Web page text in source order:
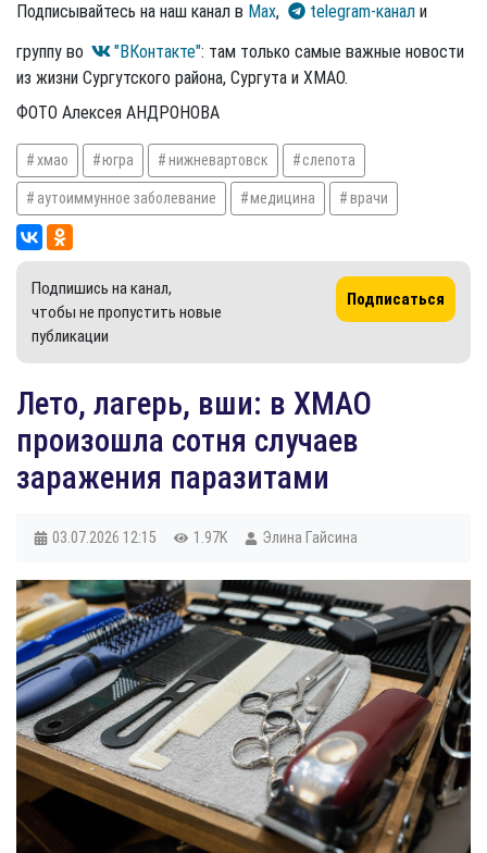
Подписывайтесь на наш канал в Max, telegram-канал и
группу во
"ВКонтакте": там только самые важные новости
из жизни Сургутского района, Сургута и ХМАО.
ФОТО Алексея АНДРОНОВА
хмао югра нижневартовск слепота
аутоиммунное заболевание медицина врачи
Подпишись на канал,
чтобы не пропустить новые
публикации
Подписаться
Лето, лагерь, вши: в ХМАО
произошла сотня случаев
заражения паразитами
03.07.2026 12:15 1.97K Элина Гайсина